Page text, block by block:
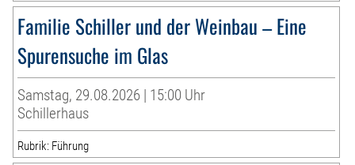
Familie Schiller und der Weinbau – Eine
Spurensuche im Glas
Samstag, 29.08.2026 | 15:00 Uhr
Schillerhaus
Rubrik: Führung